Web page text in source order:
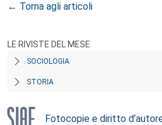
← Torna agli articoli
LE RIVISTE DEL MESE
SOCIOLOGIA
STORIA
Fotocopie e diritto